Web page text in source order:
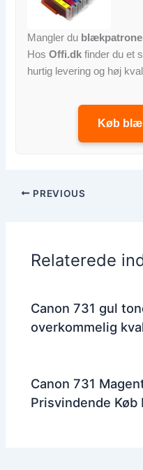
Mangler du
HosOffi.dk finder du et
hurtig levering og høj
Køb
PREVIOUS
Relaterede
Canon 731 gul
overkommelig
Canon 731
Prisvindende Køb